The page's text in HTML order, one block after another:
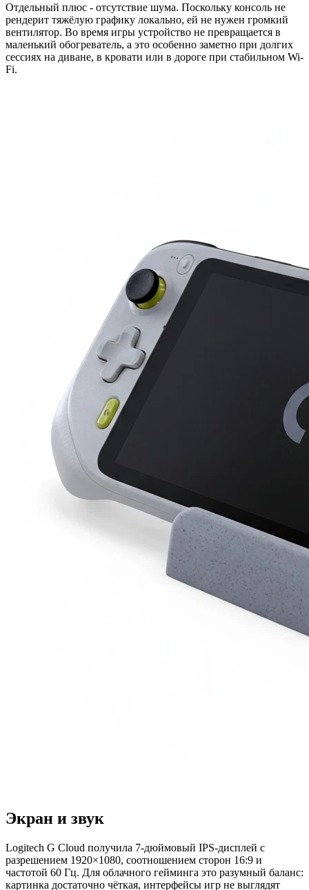
Отдельный плюс - отсутствие шума. Поскольку консоль не
рендерит тяжёлую графику локально, ей не нужен громкий
вентилятор. Во время игры устройство не превращается в
маленький обогреватель, а это особенно заметно при долгих
сессиях на диване, в кровати или в дороге при стабильном Wi-
Fi.
Экран и звук
Logitech G Cloud получила 7-дюймовый IPS-дисплей с
разрешением 1920×1080, соотношением сторон 16:9 и
частотой 60 Гц. Для облачного гейминга это разумный баланс:
картинка достаточно чёткая, интерфейсы игр не выглядят